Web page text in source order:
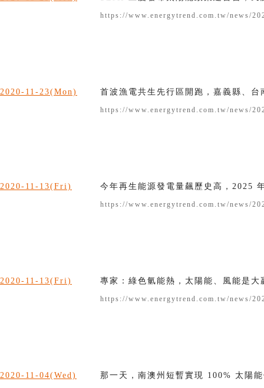
https://www.energytrend.com.tw/news/
2020-11-23(Mon) 首波漁電共生先行區開跑，嘉義縣、
https://www.energytrend.com.tw/news/
2020-11-13(Fri) 今年再生能源發電量飆歷史高，2025
https://www.energytrend.com.tw/news/
2020-11-13(Fri) 專家：綠色氫能熱，太陽能、風能是
https://www.energytrend.com.tw/news/
2020-11-04(Wed) 那一天，南澳州短暫實現 100% 太陽